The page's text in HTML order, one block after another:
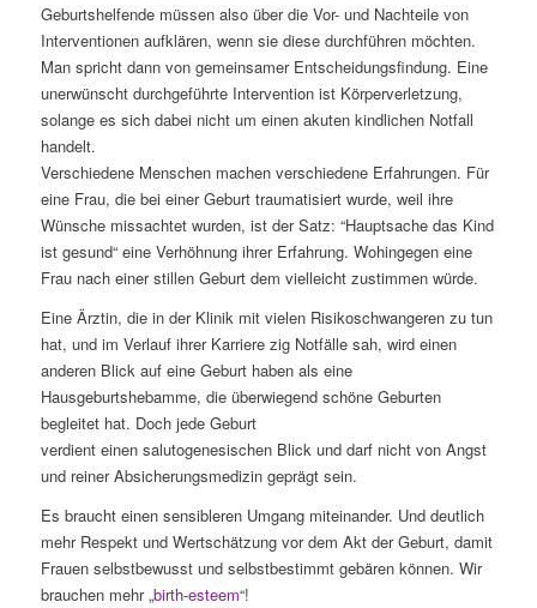
Geburtshelfende müssen also über die Vor- und Nachteile von
Interventionen aufklären, wenn sie diese durchführen möchten.
Man spricht dann von gemeinsamer Entscheidungsfindung. Eine
unerwünscht durchgeführte Intervention ist Körperverletzung,
solange es sich dabei nicht um einen akuten kindlichen Notfall
handelt.
Verschiedene Menschen machen verschiedene Erfahrungen. Für
eine Frau, die bei einer Geburt traumatisiert wurde, weil ihre
Wünsche missachtet wurden, ist der Satz: “Hauptsache das Kind
ist gesund“ eine Verhöhnung ihrer Erfahrung. Wohingegen eine
Frau nach einer stillen Geburt dem vielleicht zustimmen würde.
Eine Ärztin, die in der Klinik mit vielen Risikoschwangeren zu tun
hat, und im Verlauf ihrer Karriere zig Notfälle sah, wird einen
anderen Blick auf eine Geburt haben als eine
Hausgeburtshebamme, die überwiegend schöne Geburten
begleitet hat. Doch jede Geburt
verdient einen salutogenesischen Blick und darf nicht von Angst
und reiner Absicherungsmedizin geprägt sein.
Es braucht einen sensibleren Umgang miteinander. Und deutlich
mehr Respekt und Wertschätzung vor dem Akt der Geburt, damit
Frauen selbstbewusst und selbstbestimmt gebären können. Wir
brauchen mehr „birth-esteem“!